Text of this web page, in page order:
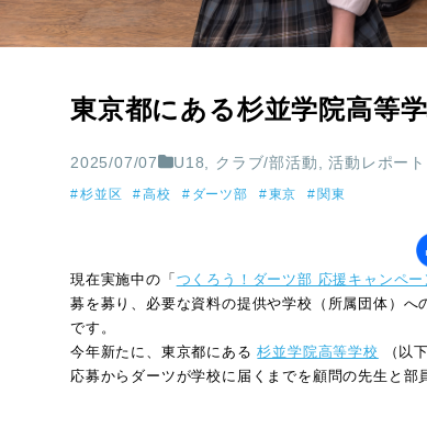
東京都にある杉並学院高等
2025/07/07 U18 クラブ/部活動 ,活動レポート
杉並区 高校 ダーツ部 東京 関東
現在実施中の「 つくろう！ダーツ部 応援キャンペ
募を募り、必要な資料の提供や学校（所属団体）
です。
今年新たに、東京都にある杉並学院高等学校
（以
応募からダーツが学校に届くまでを顧問の先生と部